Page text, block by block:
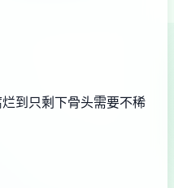
到只剩下骨头需要不稀